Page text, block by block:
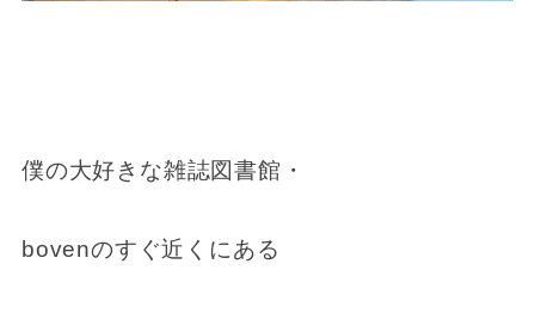
僕の大好きな雑誌図書館・
bovenのすぐ近くにある